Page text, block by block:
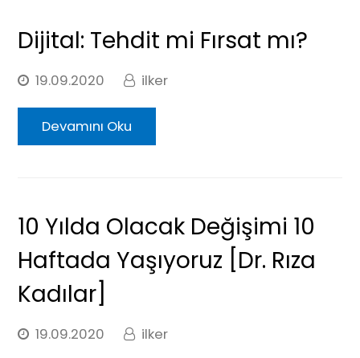
Dijital: Tehdit mi Fırsat mı?
19.09.2020 ilker
Devamını Oku
10 Yılda Olacak Değişimi 10
Haftada Yaşıyoruz [Dr. Rıza
Kadılar]
19.09.2020 ilker